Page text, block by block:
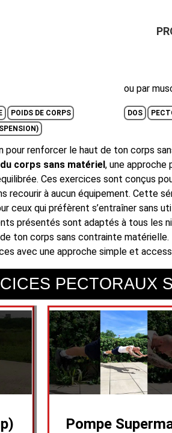
Main
POIDS DE CORPS
ou par
DOS
pour renforcer le haut de ton corps
corps sans matériel, une approche
Ces exercices sont conçus
recourir à aucun équipement. Cette
ceux qui préfèrent s’entraîner sans
présentés sont adaptés à tous les
ton corps sans contrainte
avec une approche simple et
PECTORAUX
Pompe